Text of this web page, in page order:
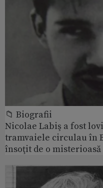
📁 Biografii
Nicolae Labiş a fost
tramvaiele circulau în
însoţit de o